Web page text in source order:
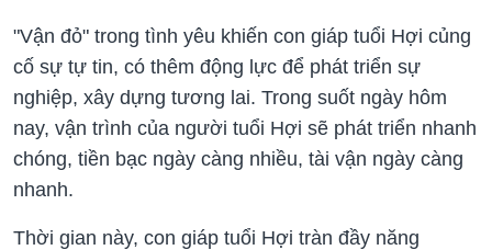
"Vận đỏ" trong tình yêu khiến con giáp tuổi Hợi củng
cố sự tự tin, có thêm động lực để phát triển sự
nghiệp, xây dựng tương lai. Trong suốt ngày hôm
nay, vận trình của người tuổi Hợi sẽ phát triển nhanh
chóng, tiền bạc ngày càng nhiều, tài vận ngày càng
nhanh.
Thời gian này, con giáp tuổi Hợi tràn đầy năng